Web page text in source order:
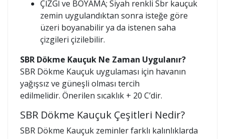
ÇİZGİ ve BOYAMA; Siyah renkli Sbr kauçuk
zemin uygulandıktan sonra isteğe göre
üzeri boyanabilir ya da istenen saha
çizgileri çizilebilir.
SBR Dökme Kauçuk Ne Zaman Uygulanır?
SBR Dökme Kauçuk uygulaması için havanın
yağışsız ve güneşli olması tercih
edilmelidir. Önerilen sıcaklık + 20 C’dir.
SBR Dökme Kauçuk Çeşitleri Nedir?
SBR Dökme Kauçuk zeminler farklı kalınlıklarda